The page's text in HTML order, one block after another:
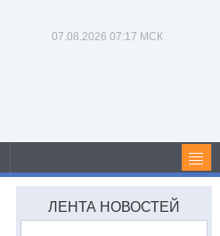
07.08.2026 07:17 МСК
ЛЕНТА НОВОСТЕЙ